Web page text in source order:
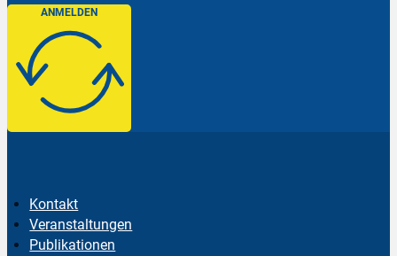
ANMELDEN
Kontakt
Veranstaltungen
Publikationen